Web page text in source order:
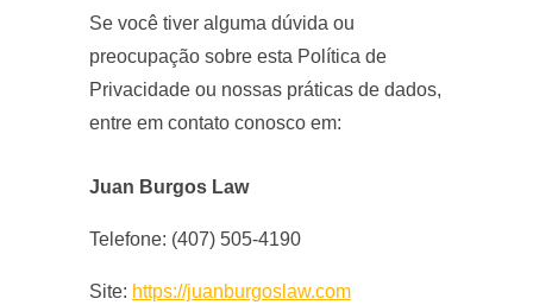
Se você tiver alguma dúvida ou
preocupação sobre esta Política de
Privacidade ou nossas práticas de dados,
entre em contato conosco em:
Juan Burgos Law
Telefone: (407) 505-4190
Site: https://juanburgoslaw.com